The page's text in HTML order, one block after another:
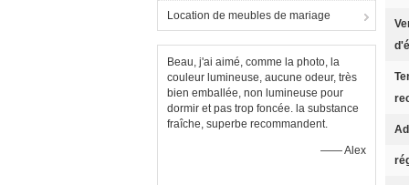
Location de meubles de mariage
Beau, j'ai aimé, comme la photo, la
couleur lumineuse, aucune odeur, très
bien emballée, non lumineuse pour
dormir et pas trop foncée. la substance
fraîche, superbe recommandent.
—— Alex